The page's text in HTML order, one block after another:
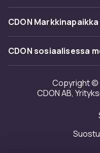
Takaisinvedot
Tuotemerkit
Tietoa meistä
Asiakasarvionnit
Investor relations
CDON Markkinapaikka
Merchant Help Center
CDON sosiaalisessa
Copyright ©
CDON AB,